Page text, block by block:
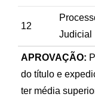
12
Judicial
APROVAÇÃO:
do título e
ter média